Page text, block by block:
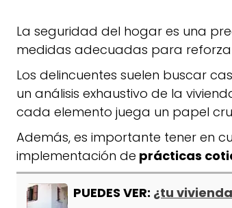
La seguridad del hogar es una
medidas adecuadas para
Los delincuentes suelen buscar
un análisis exhaustivo de la
cada elemento juega un papel
Además, es importante tener en
implementación de prácticas
PUEDES VER: ¿tu